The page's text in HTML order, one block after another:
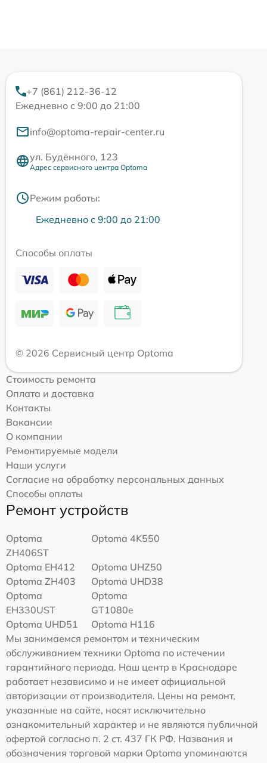
+7 (861) 212-36-12
Ежедневно с 9:00 до 21:00
info@optoma-repair-center.ru
ул. Будённого, 123
Адрес сервисного центра Optoma
Режим работы:
Ежедневно с 9:00 до 21:00
Способы оплаты
© 2026 Сервисный центр Optoma
Стоимость ремонта
Оплата и доставка
Контакты
Вакансии
О компании
Ремонтируемые модели
Наши услуги
Согласие на обработку персональных данных
Способы оплаты
Ремонт устройств
Optoma
ZH406ST
Optoma 4K550
Optoma EH412
Optoma UHZ50
Optoma ZH403
Optoma UHD38
Optoma
EH330UST
Optoma
GT1080e
Optoma UHD51
Optoma H116
Мы занимаемся ремонтом и техническим
обслуживанием техники Optoma по истечении
гарантийного периода. Наш центр в Краснодаре
работает независимо и не имеет официальной
авторизации от производителя. Цены на ремонт,
указанные на сайте, носят исключительно
ознакомительный характер и не являются публичной
офертой согласно п. 2 ст. 437 ГК РФ. Названия и
обозначения торговой марки Optoma упоминаются